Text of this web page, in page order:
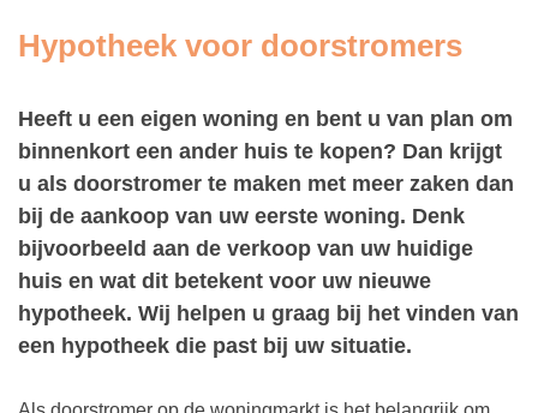
Hypotheek voor doorstromers
Heeft u een eigen woning en bent u van plan om
binnenkort een ander huis te kopen? Dan krijgt
u als doorstromer te maken met meer zaken dan
bij de aankoop van uw eerste woning. Denk
bijvoorbeeld aan de verkoop van uw huidige
huis en wat dit betekent voor uw nieuwe
hypotheek. Wij helpen u graag bij het vinden van
een hypotheek die past bij uw situatie.